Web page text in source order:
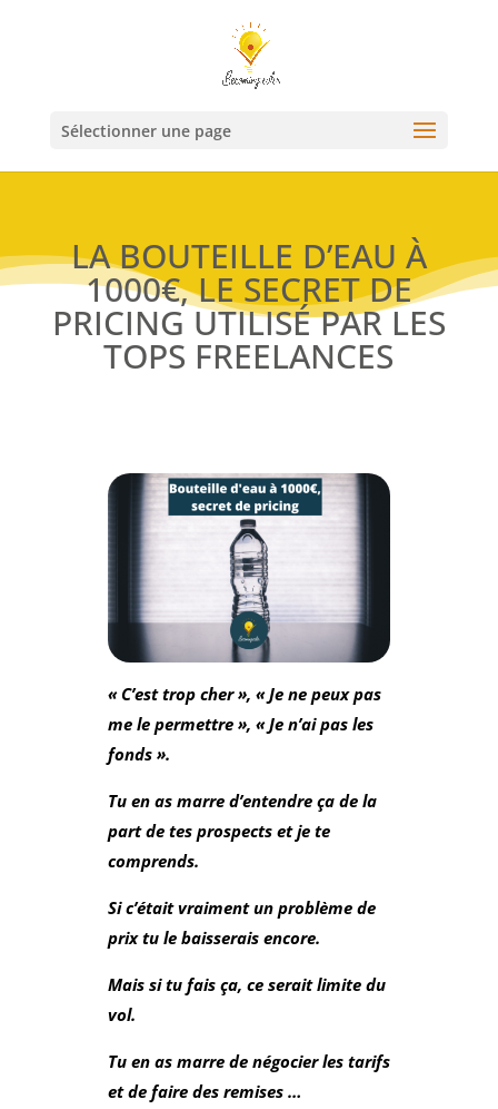
Sélectionner une page
LA BOUTEILLE D’EAU À
1000€, LE SECRET DE
PRICING UTILISÉ PAR LES
TOPS FREELANCES
« C’est trop cher », « Je ne peux pas
me le permettre », « Je n’ai pas les
fonds ».
Tu en as marre d’entendre ça de la
part de tes prospects et je te
comprends.
Si c’était vraiment un problème de
prix tu le baisserais encore.
Mais si tu fais ça, ce serait limite du
vol.
Tu en as marre de négocier les tarifs
et de faire des remises …